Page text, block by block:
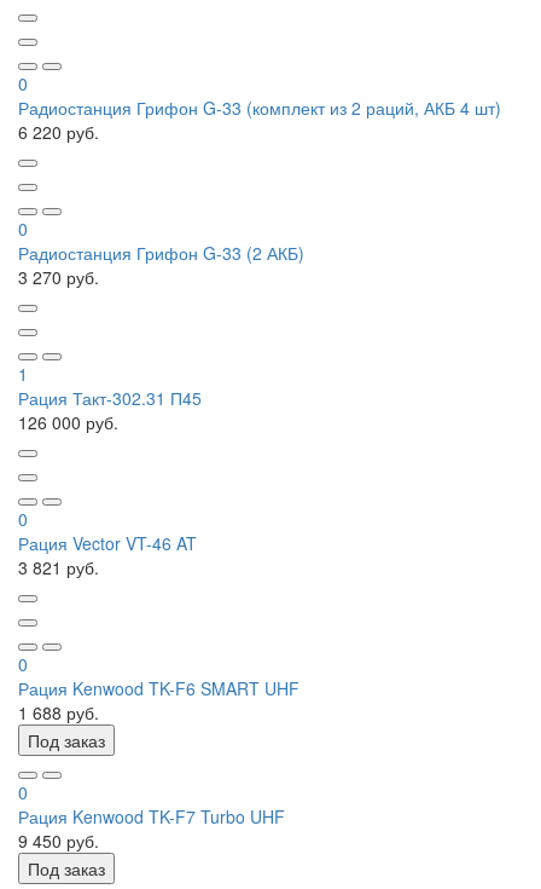
0
Радиостанция Грифон G-33 (комплект из 2 раций, АКБ 4 шт)
6 220 руб.
0
Радиостанция Грифон G-33 (2 АКБ)
3 270 руб.
1
Рация Такт-302.31 П45
126 000 руб.
0
Рация Vector VT-46 AT
3 821 руб.
0
Рация Kenwood TK-F6 SMART UHF
1 688 руб.
Под заказ
0
Рация Kenwood TK-F7 Turbo UHF
9 450 руб.
Под заказ